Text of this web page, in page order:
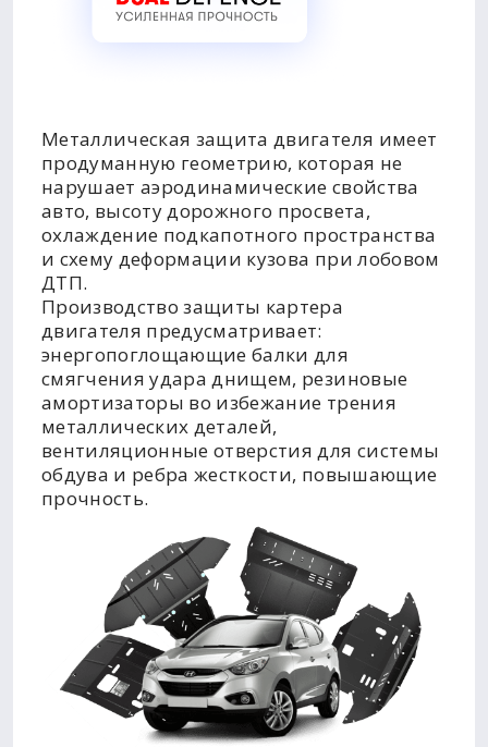
Металлическая защита двигателя имеет
продуманную геометрию, которая не
нарушает аэродинамические свойства
авто, высоту дорожного просвета,
охлаждение подкапотного пространства
и схему деформации кузова при лобовом
ДТП.
Производство защиты картера
двигателя предусматривает:
энергопоглощающие балки для
смягчения удара днищем, резиновые
амортизаторы во избежание трения
металлических деталей,
вентиляционные отверстия для системы
обдува и ребра жесткости, повышающие
прочность.